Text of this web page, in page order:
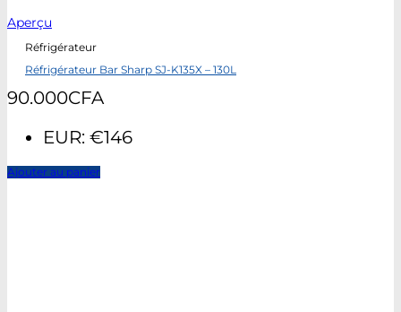
Aperçu
Réfrigérateur
Réfrigérateur Bar Sharp SJ-K135X – 130L
90.000CFA
EUR: €146
Ajouter au panier